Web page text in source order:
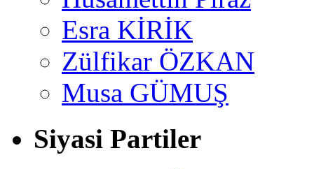
Esra KİRİK
Zülfikar ÖZKAN
Musa GÜMUŞ
Siyasi Partiler